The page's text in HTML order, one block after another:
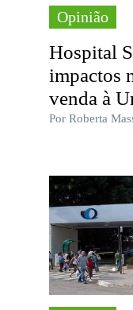
Opinião
Hospital
impactos
venda à
Por Roberta